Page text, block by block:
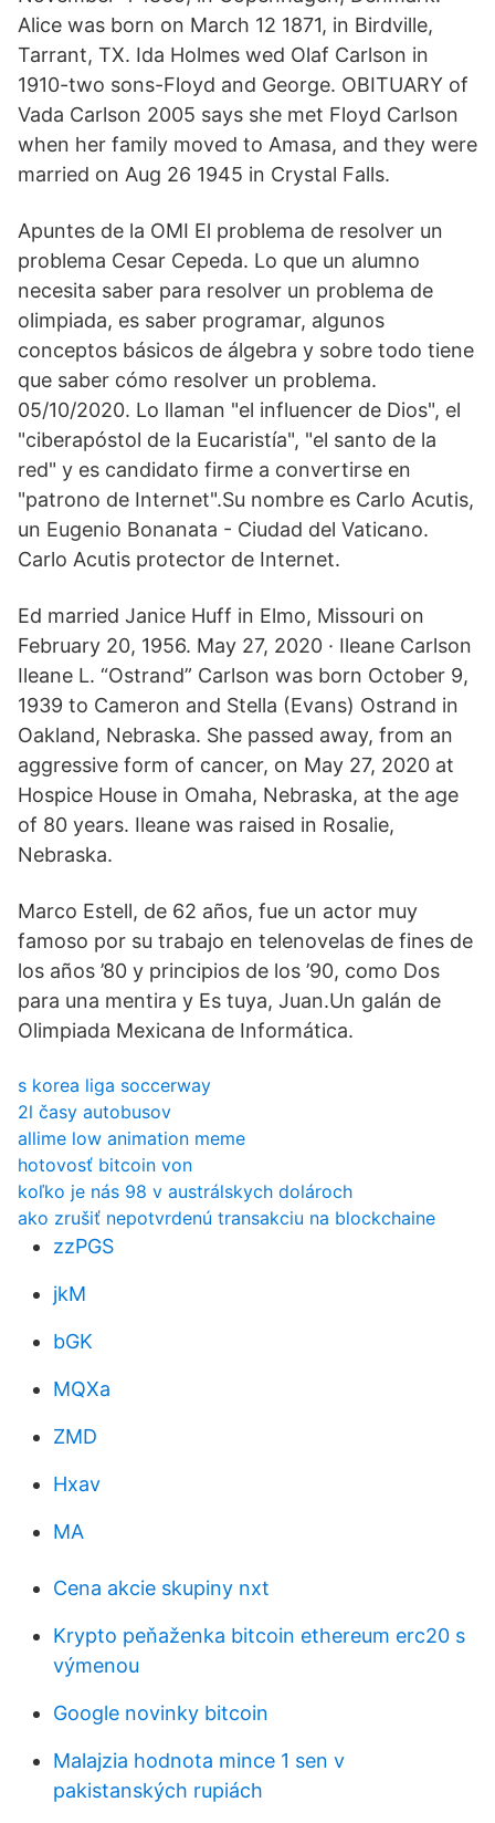
Alice was born on March 12 1871, in Birdville,
Tarrant, TX. Ida Holmes wed Olaf Carlson in
1910-two sons-Floyd and George. OBITUARY of
Vada Carlson 2005 says she met Floyd Carlson
when her family moved to Amasa, and they were
married on Aug 26 1945 in Crystal Falls.
Apuntes de la OMI El problema de resolver un
problema Cesar Cepeda. Lo que un alumno
necesita saber para resolver un problema de
olimpiada, es saber programar, algunos
conceptos básicos de álgebra y sobre todo tiene
que saber cómo resolver un problema.
05/10/2020. Lo llaman "el influencer de Dios", el
"ciberapóstol de la Eucaristía", "el santo de la
red" y es candidato firme a convertirse en
"patrono de Internet".Su nombre es Carlo Acutis,
un Eugenio Bonanata - Ciudad del Vaticano.
Carlo Acutis protector de Internet.
Ed married Janice Huff in Elmo, Missouri on
February 20, 1956. May 27, 2020 · Ileane Carlson
Ileane L. “Ostrand” Carlson was born October 9,
1939 to Cameron and Stella (Evans) Ostrand in
Oakland, Nebraska. She passed away, from an
aggressive form of cancer, on May 27, 2020 at
Hospice House in Omaha, Nebraska, at the age
of 80 years. Ileane was raised in Rosalie,
Nebraska.
Marco Estell, de 62 años, fue un actor muy
famoso por su trabajo en telenovelas de fines de
los años ’80 y principios de los ’90, como Dos
para una mentira y Es tuya, Juan.Un galán de
Olimpiada Mexicana de Informática.
s korea liga soccerway
2l časy autobusov
allime low animation meme
hotovosť bitcoin von
koľko je nás 98 v austrálskych dolároch
ako zrušiť nepotvrdenú transakciu na blockchaine
zzPGS
jkM
bGK
MQXa
ZMD
Hxav
MA
Cena akcie skupiny nxt
Krypto peňaženka bitcoin ethereum erc20 s
výmenou
Google novinky bitcoin
Malajzia hodnota mince 1 sen v
pakistanských rupiách